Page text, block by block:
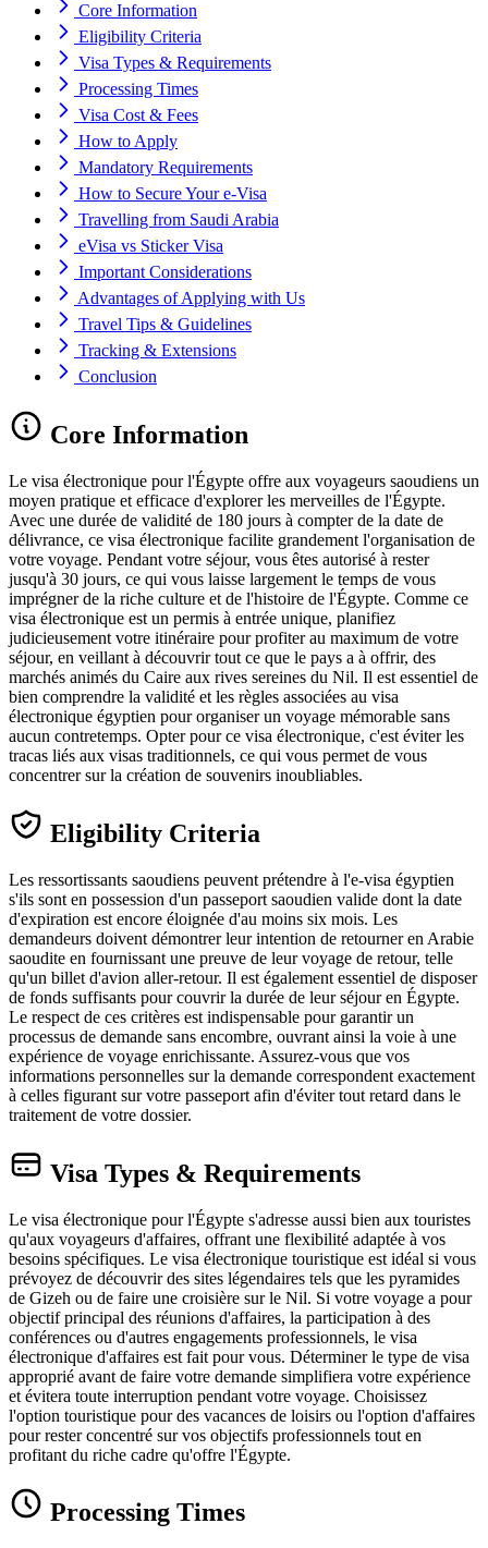
Core Information
Eligibility Criteria
Visa Types & Requirements
Processing Times
Visa Cost & Fees
How to Apply
Mandatory Requirements
How to Secure Your e-Visa
Travelling from Saudi Arabia
eVisa vs Sticker Visa
Important Considerations
Advantages of Applying with Us
Travel Tips & Guidelines
Tracking & Extensions
Conclusion
Core Information
Le visa électronique pour l'Égypte offre aux voyageurs saoudiens un
moyen pratique et efficace d'explorer les merveilles de l'Égypte.
Avec une durée de validité de 180 jours à compter de la date de
délivrance, ce visa électronique facilite grandement l'organisation de
votre voyage. Pendant votre séjour, vous êtes autorisé à rester
jusqu'à 30 jours, ce qui vous laisse largement le temps de vous
imprégner de la riche culture et de l'histoire de l'Égypte. Comme ce
visa électronique est un permis à entrée unique, planifiez
judicieusement votre itinéraire pour profiter au maximum de votre
séjour, en veillant à découvrir tout ce que le pays a à offrir, des
marchés animés du Caire aux rives sereines du Nil. Il est essentiel de
bien comprendre la validité et les règles associées au visa
électronique égyptien pour organiser un voyage mémorable sans
aucun contretemps. Opter pour ce visa électronique, c'est éviter les
tracas liés aux visas traditionnels, ce qui vous permet de vous
concentrer sur la création de souvenirs inoubliables.
Eligibility Criteria
Les ressortissants saoudiens peuvent prétendre à l'e-visa égyptien
s'ils sont en possession d'un passeport saoudien valide dont la date
d'expiration est encore éloignée d'au moins six mois. Les
demandeurs doivent démontrer leur intention de retourner en Arabie
saoudite en fournissant une preuve de leur voyage de retour, telle
qu'un billet d'avion aller-retour. Il est également essentiel de disposer
de fonds suffisants pour couvrir la durée de leur séjour en Égypte.
Le respect de ces critères est indispensable pour garantir un
processus de demande sans encombre, ouvrant ainsi la voie à une
expérience de voyage enrichissante. Assurez-vous que vos
informations personnelles sur la demande correspondent exactement
à celles figurant sur votre passeport afin d'éviter tout retard dans le
traitement de votre dossier.
Visa Types & Requirements
Le visa électronique pour l'Égypte s'adresse aussi bien aux touristes
qu'aux voyageurs d'affaires, offrant une flexibilité adaptée à vos
besoins spécifiques. Le visa électronique touristique est idéal si vous
prévoyez de découvrir des sites légendaires tels que les pyramides
de Gizeh ou de faire une croisière sur le Nil. Si votre voyage a pour
objectif principal des réunions d'affaires, la participation à des
conférences ou d'autres engagements professionnels, le visa
électronique d'affaires est fait pour vous. Déterminer le type de visa
approprié avant de faire votre demande simplifiera votre expérience
et évitera toute interruption pendant votre voyage. Choisissez
l'option touristique pour des vacances de loisirs ou l'option d'affaires
pour rester concentré sur vos objectifs professionnels tout en
profitant du riche cadre qu'offre l'Égypte.
Processing Times